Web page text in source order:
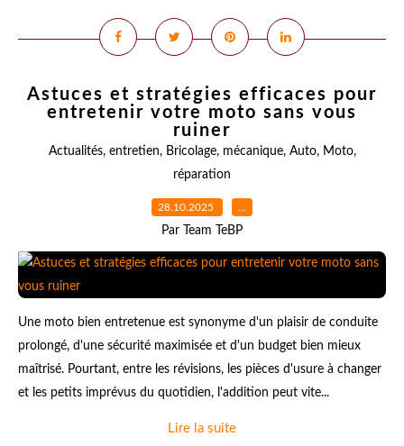
Astuces et stratégies efficaces pour
entretenir votre moto sans vous
ruiner
Actualités, entretien, Bricolage, mécanique, Auto, Moto,
réparation
28.10.2025 …
Par Team TeBP
Une moto bien entretenue est synonyme d'un plaisir de conduite
prolongé, d'une sécurité maximisée et d'un budget bien mieux
maîtrisé. Pourtant, entre les révisions, les pièces d'usure à changer
et les petits imprévus du quotidien, l'addition peut vite...
Lire la suite